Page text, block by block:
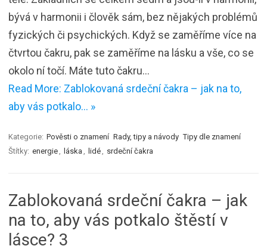
bývá v harmonii i člověk sám, bez nějakých problémů
fyzických či psychických. Když se zaměříme více na
čtvrtou čakru, pak se zaměříme na lásku a vše, co se
okolo ní točí. Máte tuto čakru…
Read More: Zablokovaná srdeční čakra – jak na to,
aby vás potkalo… »
Kategorie: Pověsti o znamení Rady, tipy a návody Tipy dle znamení
Štítky: energie láska lidé srdeční čakra
Zablokovaná srdeční čakra – jak
na to, aby vás potkalo štěstí v
lásce? 3